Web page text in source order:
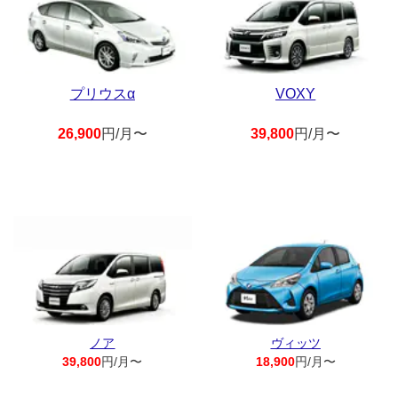
プリウスα
26,900円/月〜
VOXY
39,800円/月〜
ノア
39,800円/月〜
ヴィッツ
18,900円/月〜